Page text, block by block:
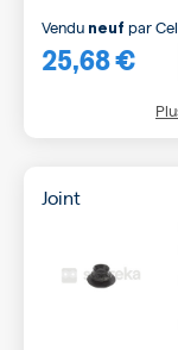
25,68 €
Vendu neuf par
Joint